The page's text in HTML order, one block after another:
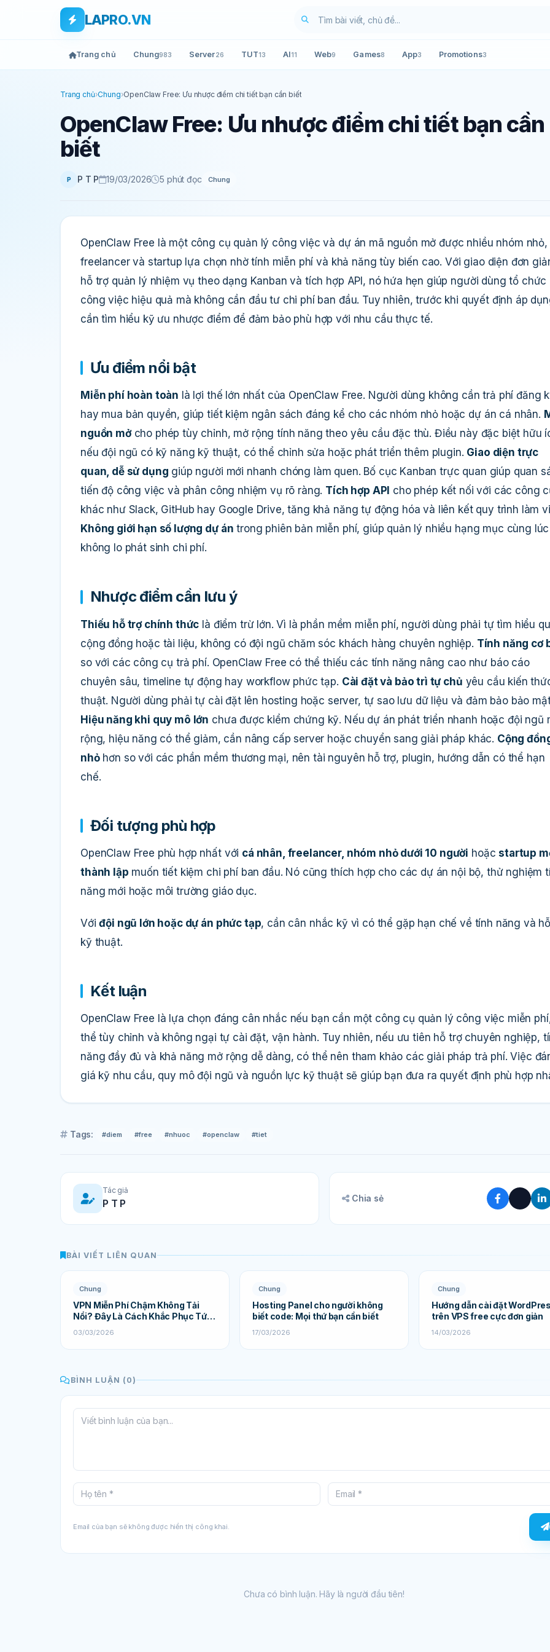
Skip to main content
Bỏ qua tới nội dung
LAPRO.VN
Trang chủ Chung983 Server26 TUT13 AI11 Web9 Games8 App3 Promotions3
Trang chủ›Chung›OpenClaw Free: Ưu nhược điểm chi tiết bạn cần biết
OpenClaw Free: Ưu nhược điểm chi tiết bạn cần
biết
P P T P 19/03/2026 5 phút đọc Chung
OpenClaw Free là một công cụ quản lý công việc và dự án mã nguồn mở được nhiều nhóm nhỏ,
freelancer và startup lựa chọn nhờ tính miễn phí và khả năng tùy biến cao. Với giao diện đơn
hỗ trợ quản lý nhiệm vụ theo dạng Kanban và tích hợp API, nó hứa hẹn giúp người dùng tổ chức
công việc hiệu quả mà không cần đầu tư chi phí ban đầu. Tuy nhiên, trước khi quyết định áp
cần tìm hiểu kỹ ưu nhược điểm để đảm bảo phù hợp với nhu cầu thực tế.
Ưu điểm nổi bật
Miễn phí hoàn toàn là lợi thế lớn nhất của OpenClaw Free. Người dùng không cần trả phí đăng
hay mua bản quyền, giúp tiết kiệm ngân sách đáng kể cho các nhóm nhỏ hoặc dự án cá nhân.
nguồn mởcho phép tùy chỉnh, mở rộng tính năng theo yêu cầu đặc thù. Điều này đặc biệt hữu
nếu đội ngũ có kỹ năng kỹ thuật, có thể chỉnh sửa hoặc phát triển thêm plugin. Giao diện trực
quan, dễ sử dụng giúp người mới nhanh chóng làm quen. Bố cục Kanban trực quan giúp quan
tiến độ công việc và phân công nhiệm vụ rõ ràng. Tích hợp API cho phép kết nối với các công
khác như Slack, GitHub hay Google Drive, tăng khả năng tự động hóa và liên kết quy trình làm
Không giới hạn số lượng dự án trong phiên bản miễn phí, giúp quản lý nhiều hạng mục cùng
không lo phát sinh chi phí.
Nhược điểm cần lưu ý
Thiếu hỗ trợ chính thức là điểm trừ lớn. Vì là phần mềm miễn phí, người dùng phải tự tìm hiểu
cộng đồng hoặc tài liệu, không có đội ngũ chăm sóc khách hàng chuyên nghiệp. Tính năng cơ
so với các công cụ trả phí. OpenClaw Free có thể thiếu các tính năng nâng cao như báo cáo
chuyên sâu, timeline tự động hay workflow phức tạp. Cài đặt và bảo trì tự chủ yêu cầu kiến
thuật. Người dùng phải tự cài đặt lên hosting hoặc server, tự sao lưu dữ liệu và đảm bảo bảo
Hiệu năng khi quy mô lớn chưa được kiểm chứng kỹ. Nếu dự án phát triển nhanh hoặc đội ngũ
rộng, hiệu năng có thể giảm, cần nâng cấp server hoặc chuyển sang giải pháp khác. Cộng
nhỏhơn so với các phần mềm thương mại, nên tài nguyên hỗ trợ, plugin, hướng dẫn có thể hạn
chế.
Đối tượng phù hợp
OpenClaw Free phù hợp nhất với cá nhân, freelancer, nhóm nhỏ dưới 10 người hoặcstartup
thành lập muốn tiết kiệm chi phí ban đầu. Nó cũng thích hợp cho các dự án nội bộ, thử nghiệm
năng mới hoặc môi trường giáo dục.
Vớiđội ngũ lớn hoặc dự án phức tạp, cần cân nhắc kỹ vì có thể gặp hạn chế về tính năng và
kỹ thuật.
Kết luận
OpenClaw Free là lựa chọn đáng cân nhắc nếu bạn cần một công cụ quản lý công việc miễn
thể tùy chỉnh và không ngại tự cài đặt, vận hành. Tuy nhiên, nếu ưu tiên hỗ trợ chuyên nghiệp,
năng đầy đủ và khả năng mở rộng dễ dàng, có thể nên tham khảo các giải pháp trả phí. Việc
giá kỹ nhu cầu, quy mô đội ngũ và nguồn lực kỹ thuật sẽ giúp bạn đưa ra quyết định phù hợp
Tags: #diem #free #nhuoc #openclaw #tiet
Tác giả
P T P Chia sẻ
BÀI VIẾT LIÊN QUAN
Chung
VPN Miễn Phí Chậm Không Tải
Nổi? Đây Là Cách Khắc Phục Tức
Thì
03/03/2026
Chung
Hosting Panel cho người không
biết code: Mọi thứ bạn cần biết
17/03/2026
Chung
Hướng dẫn cài đặt
trên VPS free cực đơn giản
14/03/2026
BÌNH LUẬN (0)
Email của bạn sẽ không được hiển thị công khai.
Chưa có bình luận. Hãy là người đầu tiên!